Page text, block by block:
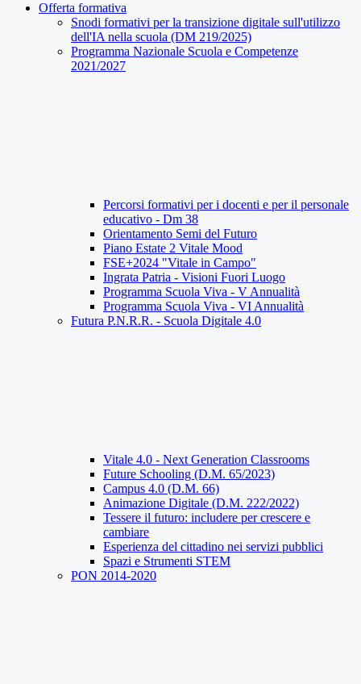
Offerta formativa
Snodi formativi per la transizione digitale sull'utilizzo
dell'IA nella scuola (DM 219/2025)
Programma Nazionale Scuola e Competenze
2021/2027
Percorsi formativi per i docenti e per il personale
educativo - Dm 38
Orientamento Semi del Futuro
Piano Estate 2 Vitale Mood
FSE+2024 "Vitale in Campo"
Ingrata Patria - Visioni Fuori Luogo
Programma Scuola Viva - V Annualità
Programma Scuola Viva - VI Annualità
Futura P.N.R.R. - Scuola Digitale 4.0
Vitale 4.0 - Next Generation Classrooms
Future Schooling (D.M. 65/2023)
Campus 4.0 (D.M. 66)
Animazione Digitale (D.M. 222/2022)
Tessere il futuro: includere per crescere e
cambiare
Esperienza del cittadino nei servizi pubblici
Spazi e Strumenti STEM
PON 2014-2020